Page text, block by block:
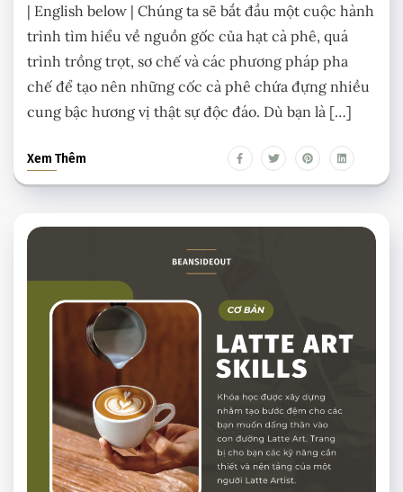
| English below | Chúng ta sẽ bắt đầu một cuộc hành
trình tìm hiểu về nguồn gốc của hạt cà phê, quá
trình trồng trọt, sơ chế và các phương pháp pha
chế để tạo nên những cốc cà phê chứa đựng nhiều
cung bậc hương vị thật sự độc đáo. Dù bạn là […]
Xem Thêm